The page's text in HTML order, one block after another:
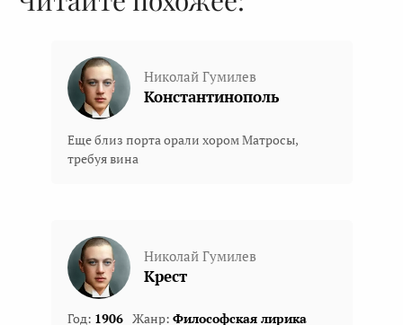
Николай Гумилев
Константинополь
Еще близ порта орали хором Матросы,
требуя вина
Николай Гумилев
Крест
Год: 1906 Жанр: Философская лирика